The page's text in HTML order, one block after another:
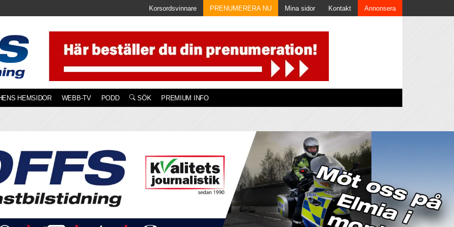
Korsordsvinnare PRENUMERERA NU Mina sidor Kontakt Annonsera
HEMSIDOR WEBB-TV PODD SÖK PREMIUM INFO